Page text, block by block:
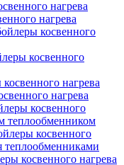
нагрева
косвенного
нагрева
косвенного
теплообменником
косвенного
теплообменниками